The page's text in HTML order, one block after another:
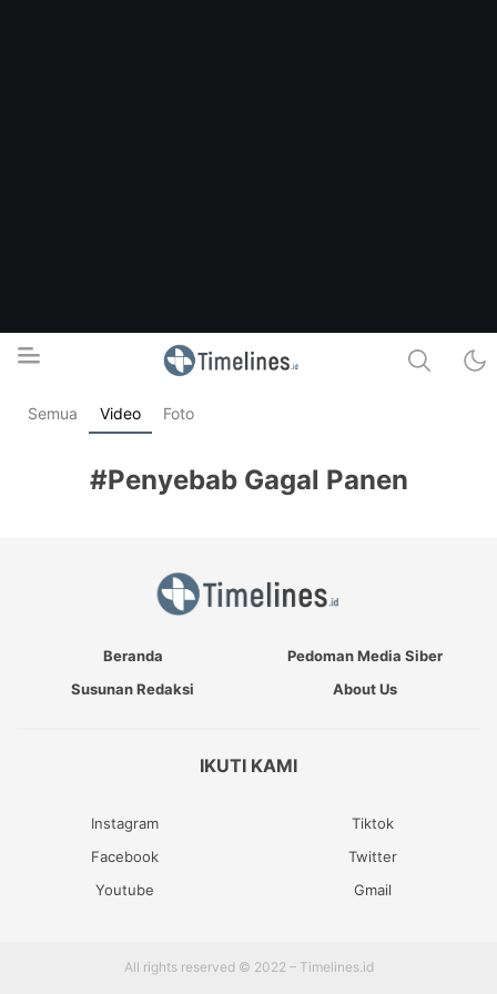
Timelines.id
Media Literasi, Sejarah & Budaya
Semua Video Foto
#Penyebab Gagal Panen
Beranda
Pedoman Media Siber
Susunan Redaksi
About Us
IKUTI KAMI
Instagram
Tiktok
Facebook
Twitter
Youtube
Gmail
All rights reserved © 2022 – Timelines.id